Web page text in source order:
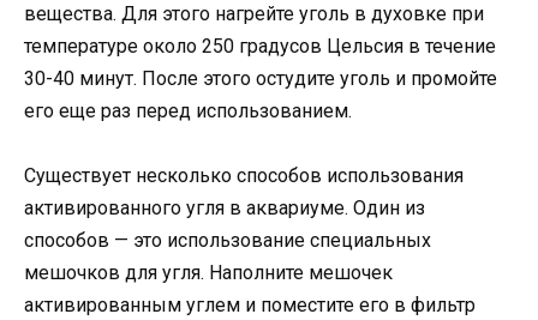
вещества. Для этого нагрейте уголь в духовке при
температуре около 250 градусов Цельсия в течение
30-40 минут. После этого остудите уголь и промойте
его еще раз перед использованием.
Существует несколько способов использования
активированного угля в аквариуме. Один из
способов — это использование специальных
мешочков для угля. Наполните мешочек
активированным углем и поместите его в фильтр